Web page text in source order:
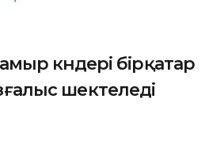
күндері бірқатар
шектеледі